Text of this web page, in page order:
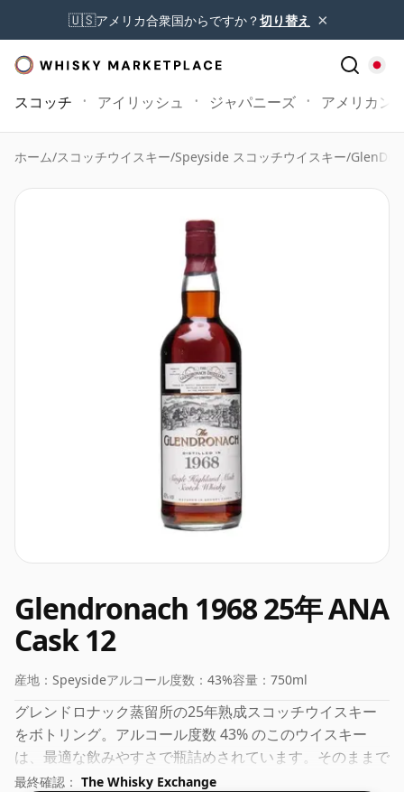
🇺🇸アメリカ合衆国からですか？切り替え ×
スコッチ アイリッシュ ジャパニーズ アメリカン
ホーム/スコッチウイスキー/Speyside スコッチウイスキー/
Glendronach 1968 25年 ANA
Cask 12
産地： Speysideアルコール度数： 43%容量： 750ml
グレンドロナック蒸留所の25年熟成スコッチウイスキー
をボトリング。アルコール度数 43% のこのウイスキー
は、最適な飲みやすさで瓶詰めされています。そのままで
も、水を垂らしてもお召し上がりいただけます。
最終確認： The Whisky Exchange